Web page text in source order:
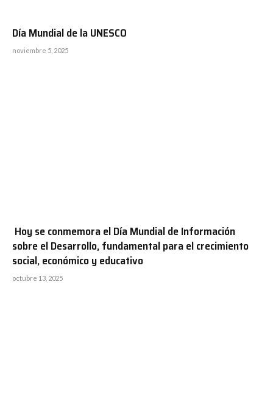
Día Mundial de la UNESCO
noviembre 5, 2025
Hoy se conmemora el Día Mundial de Información
sobre el Desarrollo, fundamental para el crecimiento
social, económico y educativo
octubre 13, 2025